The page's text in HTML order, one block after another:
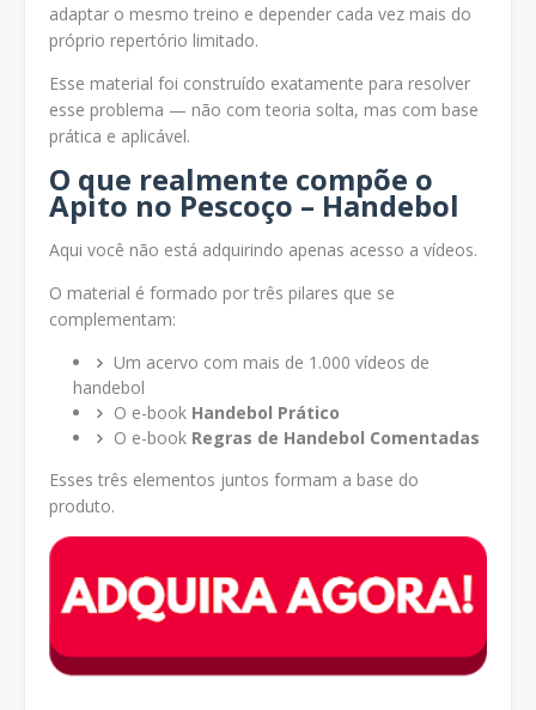
adaptar o mesmo treino e depender cada vez mais do
próprio repertório limitado.
Esse material foi construído exatamente para resolver
esse problema — não com teoria solta, mas com base
prática e aplicável.
O que realmente compõe o
Apito no Pescoço – Handebol
Aqui você não está adquirindo apenas acesso a vídeos.
O material é formado por três pilares que se
complementam:
Um acervo com mais de 1.000 vídeos de
handebol
O e-book Handebol Prático
O e-book Regras de Handebol Comentadas
Esses três elementos juntos formam a base do
produto.